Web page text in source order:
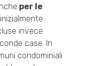
per le
invece
case. In
condominiali